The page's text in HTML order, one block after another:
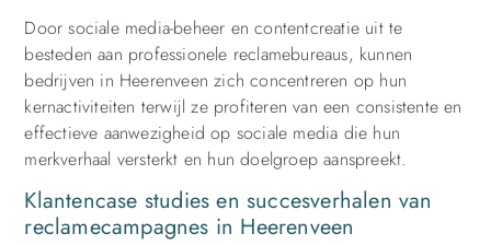
Door sociale media-beheer en contentcreatie uit te
besteden aan professionele reclamebureaus, kunnen
bedrijven in Heerenveen zich concentreren op hun
kernactiviteiten terwijl ze profiteren van een consistente en
effectieve aanwezigheid op sociale media die hun
merkverhaal versterkt en hun doelgroep aanspreekt.
Klantencase studies en succesverhalen van
reclamecampagnes in Heerenveen